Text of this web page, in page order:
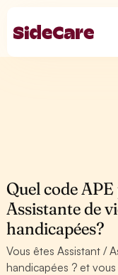
Quel code
Assistante de
handicapées?
Vous êtes Assistant /
handicapées ? et